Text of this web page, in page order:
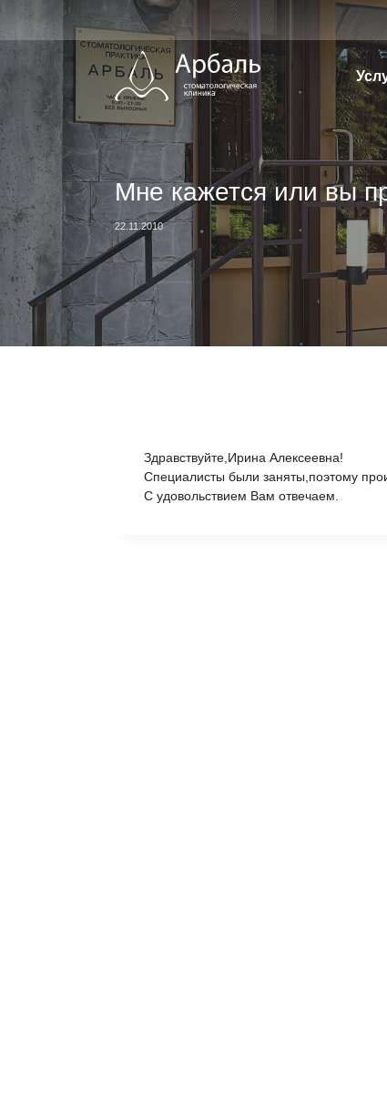
Перейти
содержимому
Мне кажется или вы
22.11.2010
Здравствуйте,Ирина Алексеевна!
Специалисты были заняты,поэтому
С удовольствием Вам отвечаем.